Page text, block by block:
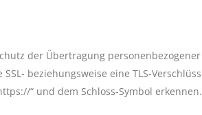
der Übertragung
beziehungsweise eine TLS-
“ und dem Schloss-Symbol erkennen.